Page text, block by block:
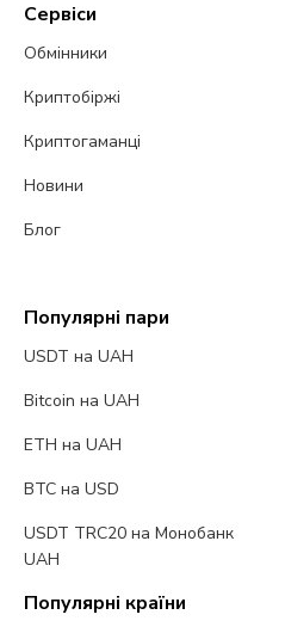
Сервіси
Обмінники
Криптобіржі
Криптогаманці
Новини
Блог
Популярні пари
USDT на UAH
Bitcoin на UAH
ETH на UAH
BTC на USD
USDT TRC20 на Монобанк
UAH
Популярні країни